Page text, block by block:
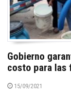
Gobierno
costo para las
15/09/2021